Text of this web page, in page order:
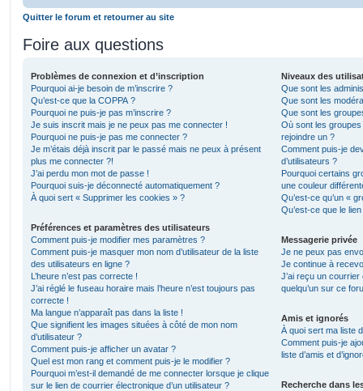
Quitter le forum et retourner au site
Foire aux questions
Problèmes de connexion et d’inscription
Pourquoi ai-je besoin de m’inscrire ?
Qu’est-ce que la COPPA ?
Pourquoi ne puis-je pas m’inscrire ?
Je suis inscrit mais je ne peux pas me connecter !
Pourquoi ne puis-je pas me connecter ?
Je m’étais déjà inscrit par le passé mais ne peux à présent
plus me connecter ?!
J’ai perdu mon mot de passe !
Pourquoi suis-je déconnecté automatiquement ?
À quoi sert « Supprimer les cookies » ?
Préférences et paramètres des utilisateurs
Comment puis-je modifier mes paramètres ?
Comment puis-je masquer mon nom d’utilisateur de la liste
des utilisateurs en ligne ?
L’heure n’est pas correcte !
J’ai réglé le fuseau horaire mais l’heure n’est toujours pas
correcte !
Ma langue n’apparaît pas dans la liste !
Que signifient les images situées à côté de mon nom
d’utilisateur ?
Comment puis-je afficher un avatar ?
Quel est mon rang et comment puis-je le modifier ?
Pourquoi m’est-il demandé de me connecter lorsque je clique
sur le lien de courrier électronique d’un utilisateur ?
Niveaux des
Que sont les
Que sont les
Que sont les
Où sont les groupes
rejoindre un ?
Comment puis-je
d’utilisateurs ?
Pourquoi certains
une couleur
Qu’est-ce qu’un «
Qu’est-ce que le lien
Messagerie privée
Je ne peux pas
Je continue à
J’ai reçu un
quelqu’un sur ce
Amis et ignorés
À quoi sert ma liste
Comment puis-je
liste d’amis et
Recherche dans